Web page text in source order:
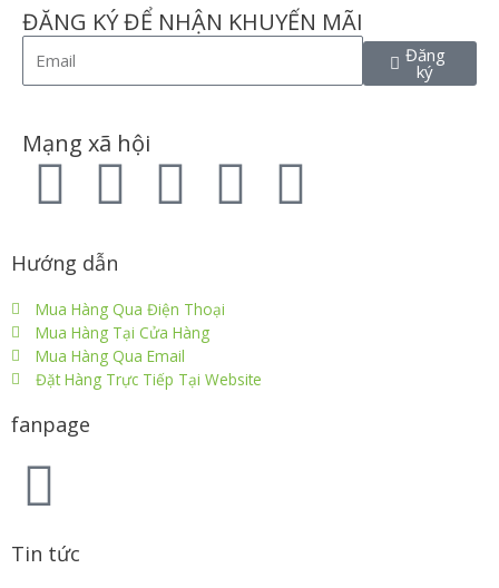
ĐĂNG KÝ ĐỂ NHẬN KHUYẾN MÃI
Đăng
ký
Mạng xã hội
Hướng dẫn
Mua Hàng Qua Điện Thoại
Mua Hàng Tại Cửa Hàng
Mua Hàng Qua Email
Đặt Hàng Trực Tiếp Tại Website
fanpage
Tin tức